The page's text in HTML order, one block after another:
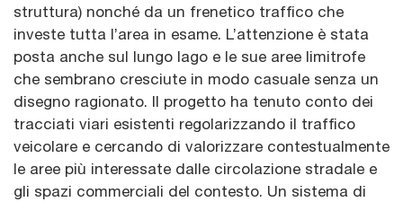
struttura) nonché da un frenetico traffico che
investe tutta l’area in esame. L’attenzione è stata
posta anche sul lungo lago e le sue aree limitrofe
che sembrano cresciute in modo casuale senza un
disegno ragionato. Il progetto ha tenuto conto dei
tracciati viari esistenti regolarizzando il traffico
veicolare e cercando di valorizzare contestualmente
le aree più interessate dalle circolazione stradale e
gli spazi commerciali del contesto. Un sistema di